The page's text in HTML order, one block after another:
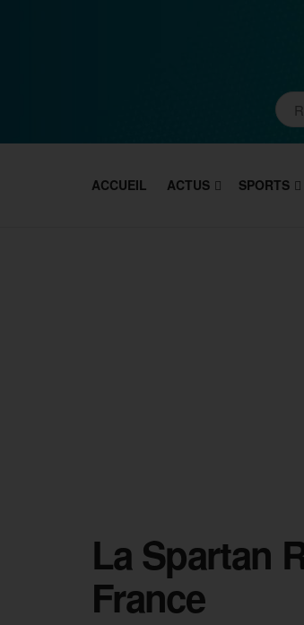
ACCUEIL ACTUS SPORTS
La Spartan
France